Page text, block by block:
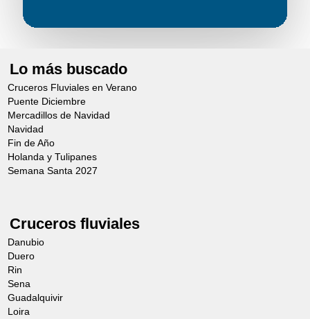
Lo más buscado
Cruceros Fluviales en Verano
Puente Diciembre
Mercadillos de Navidad
Navidad
Fin de Año
Holanda y Tulipanes
Semana Santa 2027
Cruceros fluviales
Danubio
Duero
Rin
Sena
Guadalquivir
Loira